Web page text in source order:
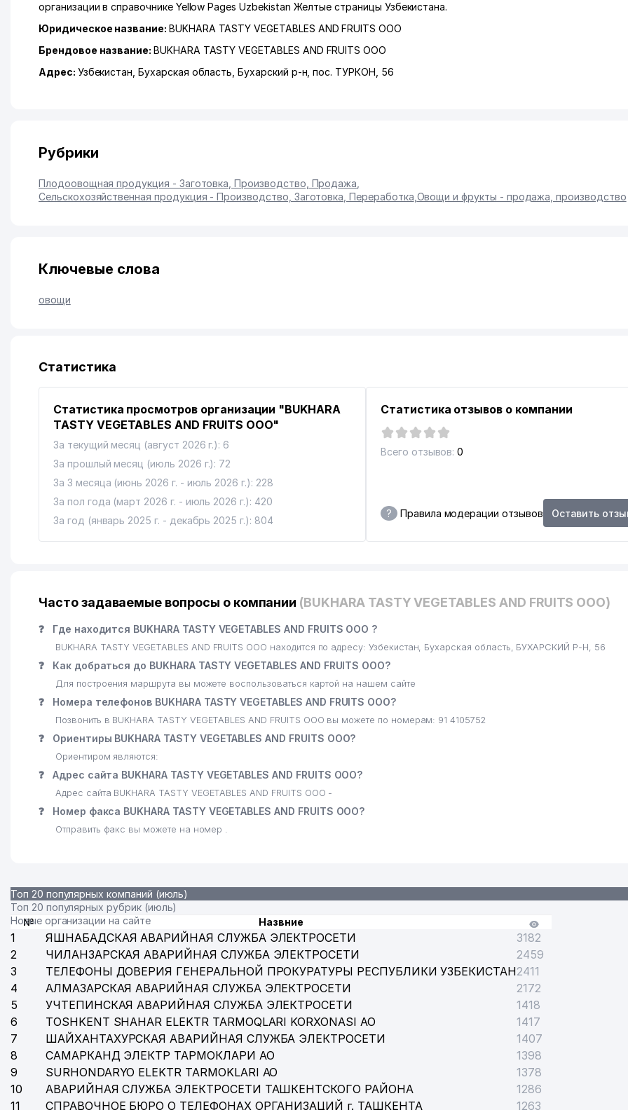
организации в справочнике Yellow Pages Uzbekistan Желтые страницы Узбекистана.
Юридическое название: BUKHARA TASTY VEGETABLES AND FRUITS ООО
Брендовое название: BUKHARA TASTY VEGETABLES AND FRUITS ООО
Адрес: Узбекистан,Бухарская область ,Бухарский р-н ,пос. ТУРКОН , 56
Рубрики
Плодоовощная продукция - Заготовка, Производство, Продажа
Сельскохозяйственная продукция - Производство, Заготовка, Переработка Овощи и фрукты - продажа, производство
Ключевые слова
овощи
Статистика
Статистика просмотров организации "BUKHARA
TASTY VEGETABLES AND FRUITS ООО"
За текущий месяц (август 2026 г.): 6
За прошлый месяц (июль 2026 г.): 72
За 3 месяца (июнь 2026 г. - июль 2026 г.): 228
За пол года (март 2026 г. - июль 2026 г.): 420
За год (январь 2025 г. - декабрь 2025 г.): 804
Статистика отзывов о компании
Всего отзывов: 0
? Правила модерации отзывов Оставить
Часто задаваемые вопросы о компании (BUKHARA TASTY VEGETABLES AND FRUITS ООО)
❓ Где находится BUKHARA TASTY VEGETABLES AND FRUITS ООО ?
BUKHARA TASTY VEGETABLES AND FRUITS ООО находится по адресу: Узбекистан, Бухарская область, БУХАРСКИЙ Р-Н, 56
❓ Как добраться до BUKHARA TASTY VEGETABLES AND FRUITS ООО?
Для построения маршрута вы можете воспользоваться картой на нашем сайте
❓ Номера телефонов BUKHARA TASTY VEGETABLES AND FRUITS ООО?
Позвонить в BUKHARA TASTY VEGETABLES AND FRUITS ООО вы можете по номерам: 91 4105752
❓ Ориентиры BUKHARA TASTY VEGETABLES AND FRUITS ООО?
Ориентиром являются:
❓ Адрес сайта BUKHARA TASTY VEGETABLES AND FRUITS ООО?
Адрес сайта BUKHARA TASTY VEGETABLES AND FRUITS ООО -
❓ Номер факса BUKHARA TASTY VEGETABLES AND FRUITS ООО?
Отправить факс вы можете на номер .
Топ 20 популярных компаний (июль)
Топ 20 популярных рубрик (июль)
Новые организации на сайте
№ Назвние
1 ЯШНАБАДСКАЯ АВАРИЙНАЯ СЛУЖБА ЭЛЕКТРОСЕТИ
3182
2
ЧИЛАНЗАРСКАЯ АВАРИЙНАЯ СЛУЖБА ЭЛЕКТРОСЕТИ
2459
3
ТЕЛЕФОНЫ ДОВЕРИЯ ГЕНЕРАЛЬНОЙ ПРОКУРАТУРЫ РЕСПУБЛИКИ УЗБЕКИСТАН2411
4
АЛМАЗАРСКАЯ АВАРИЙНАЯ СЛУЖБА ЭЛЕКТРОСЕТИ
2172
5
УЧТЕПИНСКАЯ АВАРИЙНАЯ СЛУЖБА ЭЛЕКТРОСЕТИ
1418
6
TOSHKENT SHAHAR ELEKTR TARMOQLARI KORXONASI АО
1417
7
ШАЙХАНТАХУРСКАЯ АВАРИЙНАЯ СЛУЖБА ЭЛЕКТРОСЕТИ
1407
8
САМАРКАНД ЭЛЕКТР ТАРМОКЛАРИ АО
1398
9
SURHONDARYO ELEKTR TARMOKLARI АО
1378
10
АВАРИЙНАЯ СЛУЖБА ЭЛЕКТРОСЕТИ ТАШКЕНТСКОГО РАЙОНА
1286
11
СПРАВОЧНОЕ БЮРО О ТЕЛЕФОНАХ ОРГАНИЗАЦИЙ г. ТАШКЕНТА
1263